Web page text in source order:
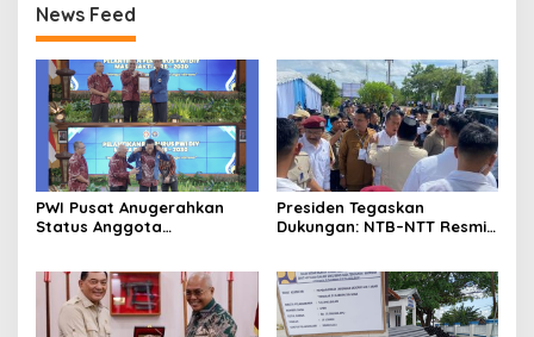
News Feed
PWI Pusat Anugerahkan
Status Anggota
Presiden Tegaskan
Dukungan: NTB–NTT Resmi